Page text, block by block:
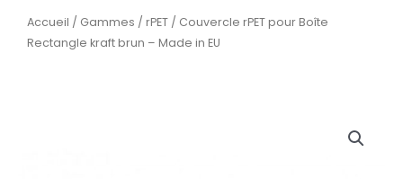
Accueil / Gammes / rPET / Couvercle rPET pour Boîte
Rectangle kraft brun – Made in EU